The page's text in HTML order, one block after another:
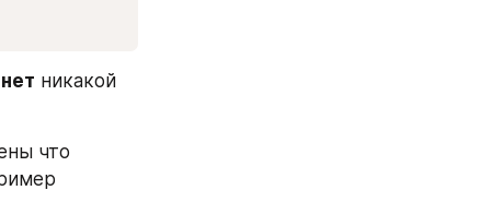
нет никакой
что